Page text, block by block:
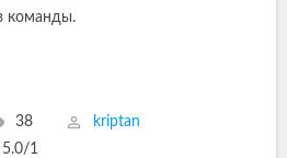
команды.
38
kriptan
5.0/1